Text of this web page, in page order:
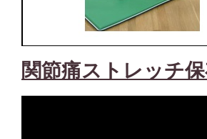
関節痛ストレッチ